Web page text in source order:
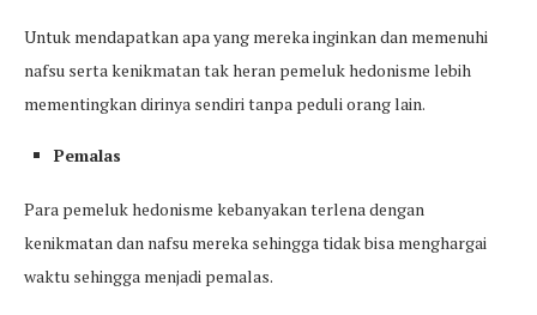
Untuk mendapatkan apa yang mereka inginkan dan memenuhi
nafsu serta kenikmatan tak heran pemeluk hedonisme lebih
mementingkan dirinya sendiri tanpa peduli orang lain.
Pemalas
Para pemeluk hedonisme kebanyakan terlena dengan
kenikmatan dan nafsu mereka sehingga tidak bisa menghargai
waktu sehingga menjadi pemalas.